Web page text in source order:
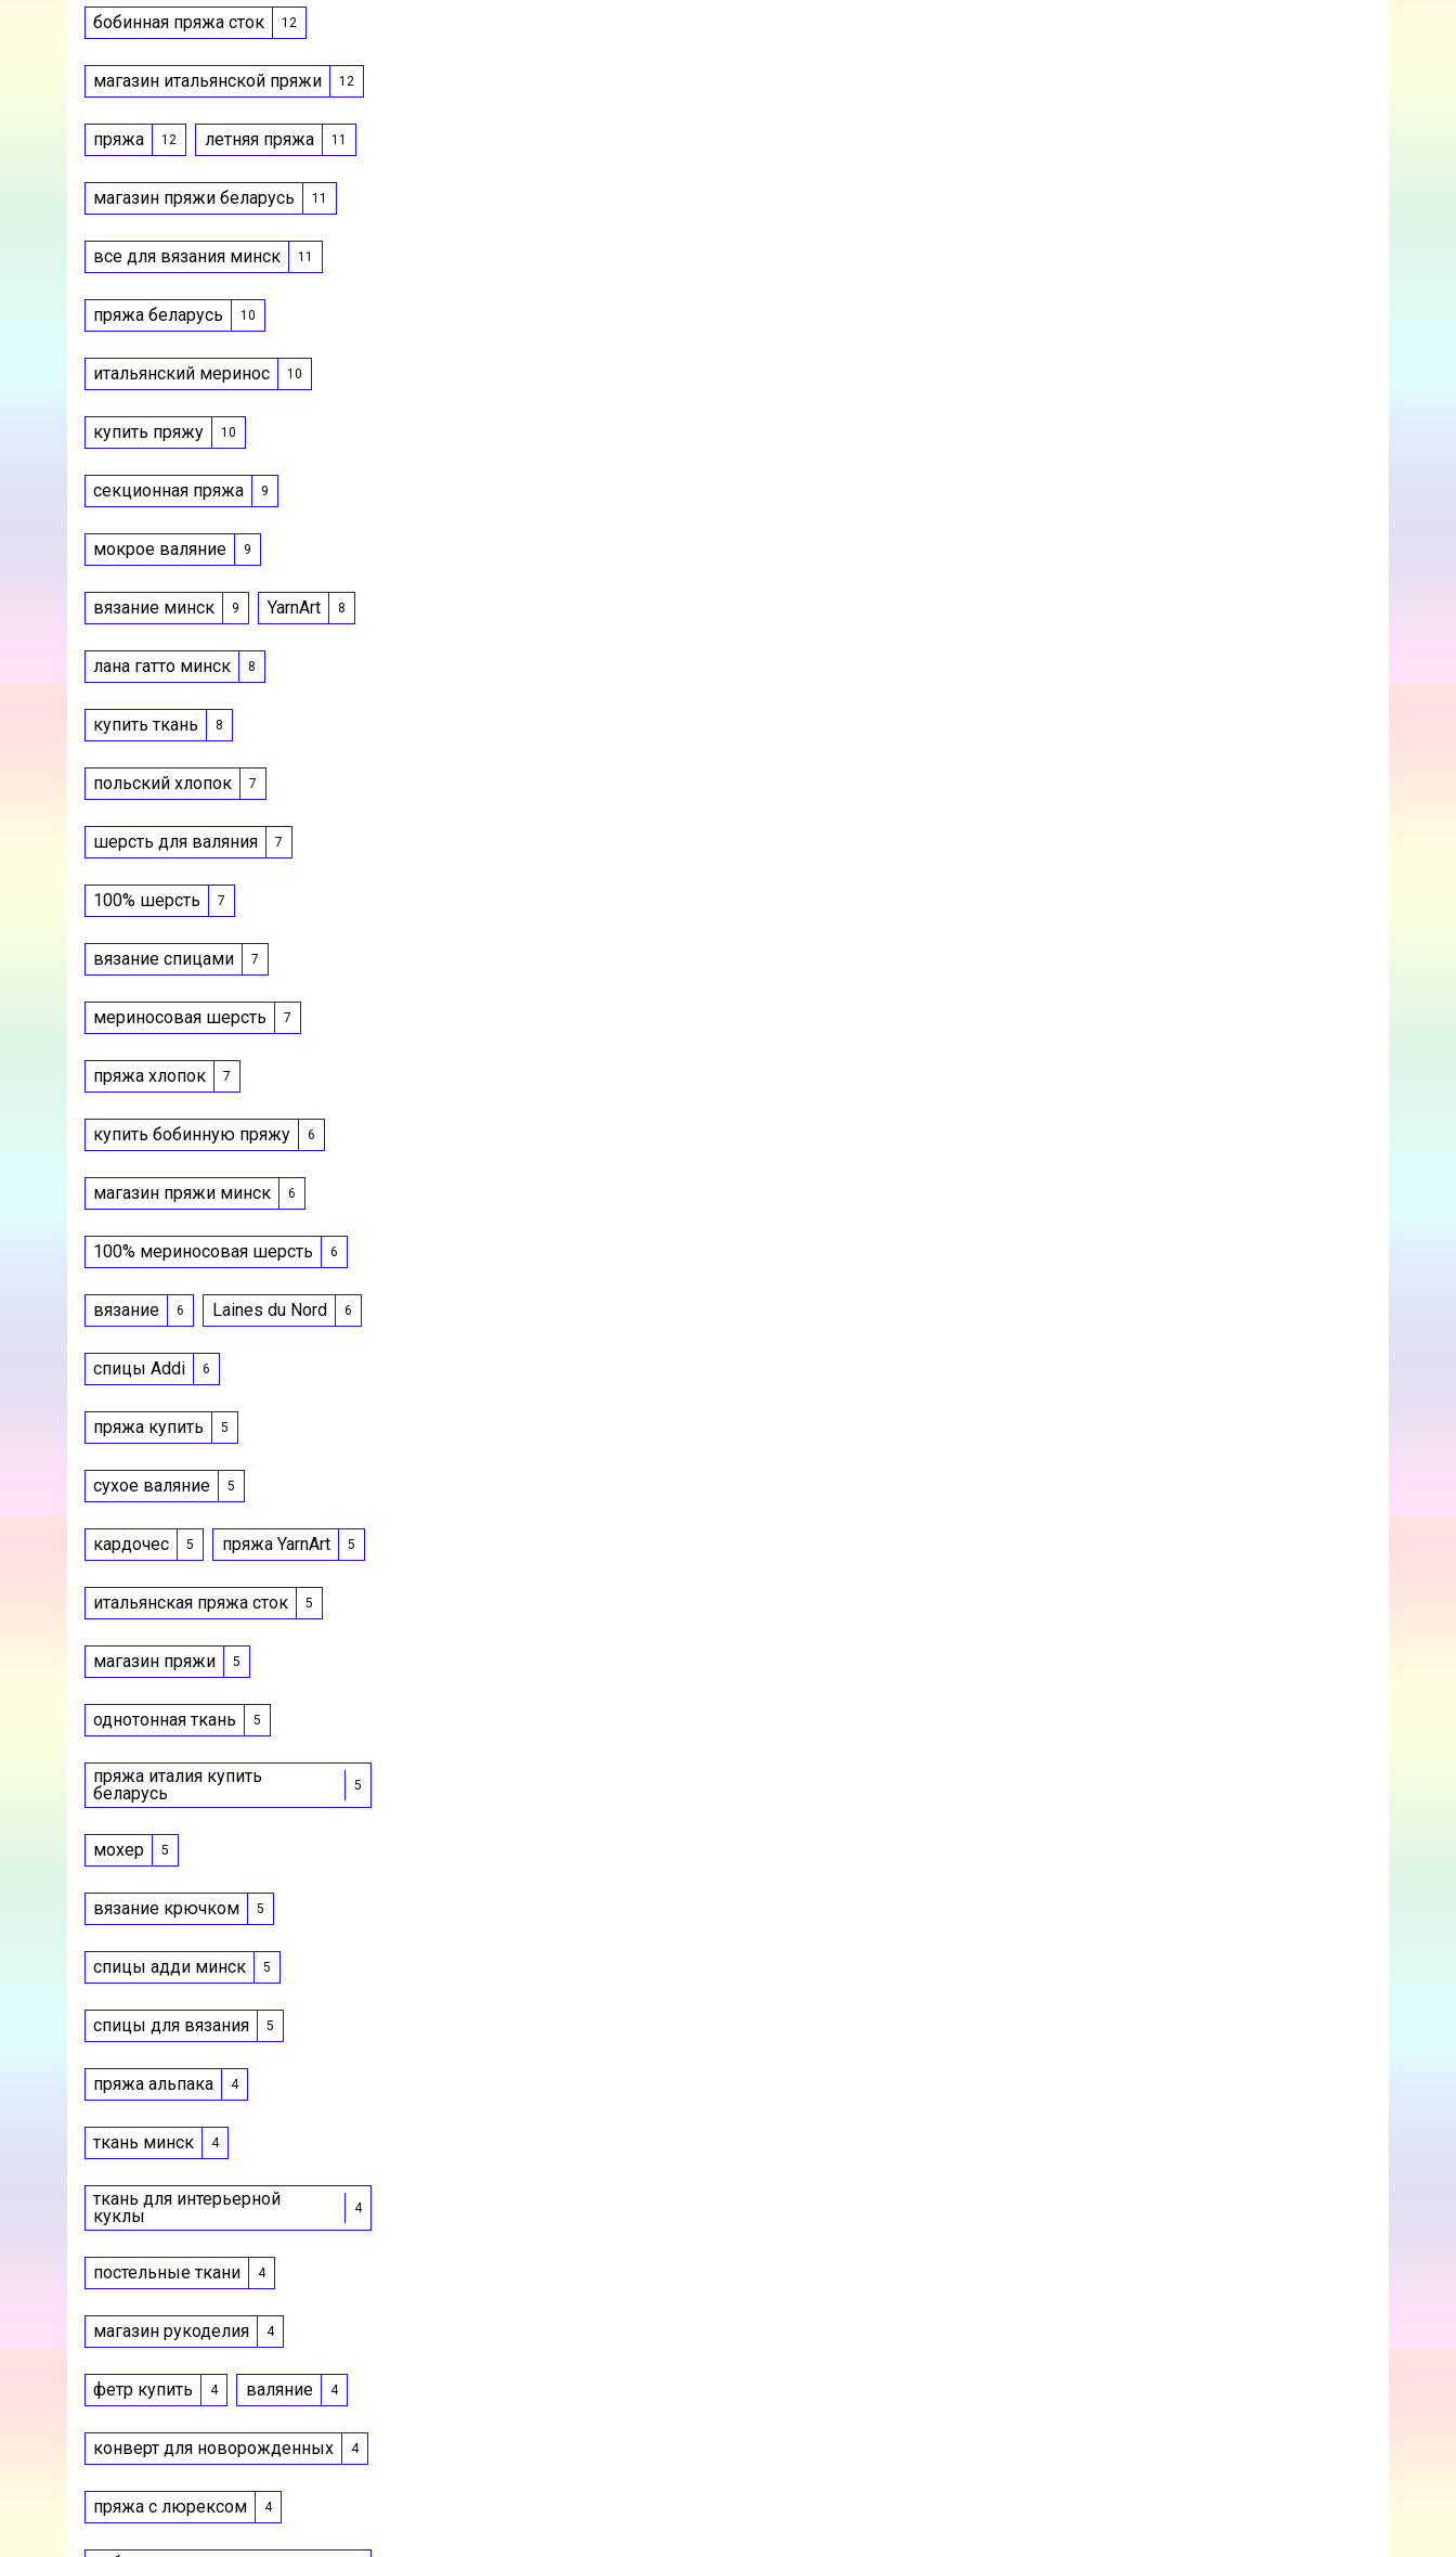
бобинная пряжа сток 12
магазин итальянской пряжи 12
пряжа 12 летняя пряжа 11
магазин пряжи беларусь 11
все для вязания минск 11
пряжа беларусь 10
итальянский меринос 10
купить пряжу 10
секционная пряжа 9
мокрое валяние 9
вязание минск 9 YarnArt 8
лана гатто минск 8
купить ткань 8
польский хлопок 7
шерсть для валяния 7
100% шерсть 7
вязание спицами 7
мериносовая шерсть 7
пряжа хлопок 7
купить бобинную пряжу 6
магазин пряжи минск 6
100% мериносовая шерсть 6
вязание 6 Laines du Nord 6
спицы Addi 6
пряжа купить 5
сухое валяние 5
кардочес 5 пряжа YarnArt 5
итальянская пряжа сток 5
магазин пряжи 5
однотонная ткань 5
пряжа италия купить
беларусь
5
мохер 5
вязание крючком 5
спицы адди минск 5
спицы для вязания 5
пряжа альпака 4
ткань минск 4
ткань для интерьерной
куклы
4
постельные ткани 4
магазин рукоделия 4
фетр купить 4 валяние 4
конверт для новорожденных 4
пряжа с люрексом 4